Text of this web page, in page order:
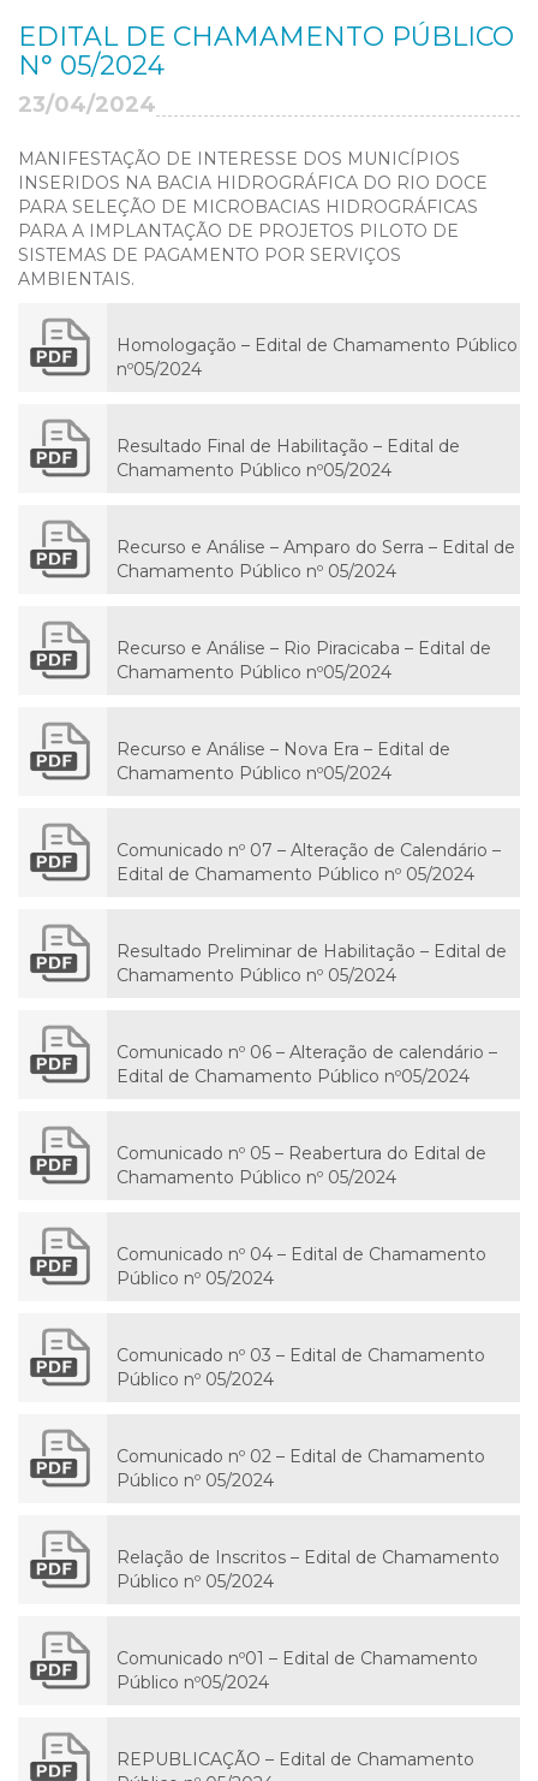
EDITAL DE CHAMAMENTO PÚBLICO
N° 05/2024
23/04/2024
MANIFESTAÇÃO DE INTERESSE DOS MUNICÍPIOS
INSERIDOS NA BACIA HIDROGRÁFICA DO RIO DOCE
PARA SELEÇÃO DE MICROBACIAS HIDROGRÁFICAS
PARA A IMPLANTAÇÃO DE PROJETOS PILOTO DE
SISTEMAS DE PAGAMENTO POR SERVIÇOS
AMBIENTAIS.
Homologação – Edital de Chamamento Público
nº05/2024
Resultado Final de Habilitação – Edital de
Chamamento Público nº05/2024
Recurso e Análise – Amparo do Serra – Edital de
Chamamento Público nº 05/2024
Recurso e Análise – Rio Piracicaba – Edital de
Chamamento Público nº05/2024
Recurso e Análise – Nova Era – Edital de
Chamamento Público nº05/2024
Comunicado nº 07 – Alteração de Calendário –
Edital de Chamamento Público nº 05/2024
Resultado Preliminar de Habilitação – Edital de
Chamamento Público nº 05/2024
Comunicado nº 06 – Alteração de calendário –
Edital de Chamamento Público nº05/2024
Comunicado nº 05 – Reabertura do Edital de
Chamamento Público nº 05/2024
Comunicado nº 04 – Edital de Chamamento
Público nº 05/2024
Comunicado nº 03 – Edital de Chamamento
Público nº 05/2024
Comunicado nº 02 – Edital de Chamamento
Público nº 05/2024
Relação de Inscritos – Edital de Chamamento
Público nº 05/2024
Comunicado nº01 – Edital de Chamamento
Público nº05/2024
REPUBLICAÇÃO – Edital de Chamamento